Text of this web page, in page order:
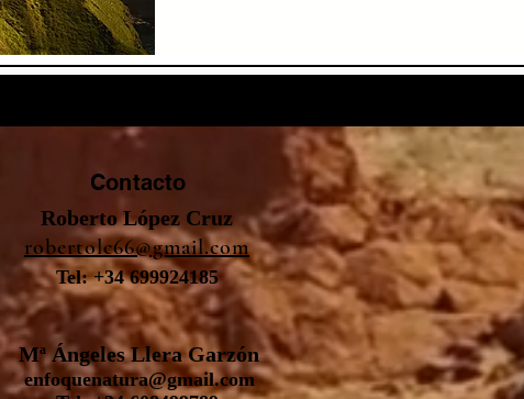
Contacto
Roberto López Cruz
robertolc66@gmail.com
Tel: +34 699924185
Mª Ángeles Llera Garzón
enfoquenatura@gmail.com